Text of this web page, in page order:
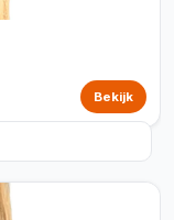
Bekijk